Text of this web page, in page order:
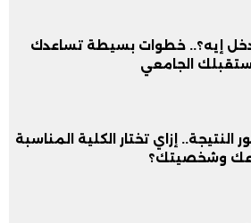
إيه؟.. خطوات بسيطة تساعدك
الجامعي
النتيجة.. إزاي تختار الكلية المناسبة
وشخصيتك؟